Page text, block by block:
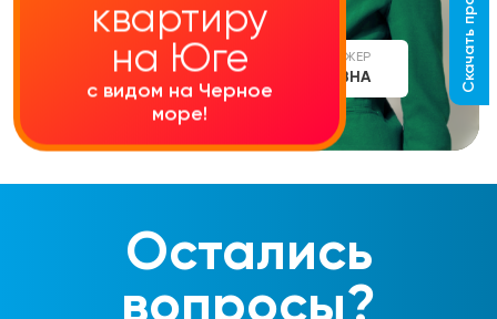
СТАРШИЙ МЕНЕДЖЕР
АЛИНА СЕРГЕЕВНА
Остались
вопросы?
квартиру
на Юге
с видом на Черное
море!